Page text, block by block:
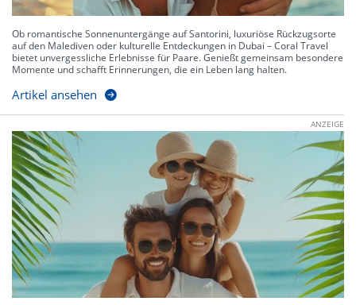
Ob romantische Sonnenuntergänge auf Santorini, luxuriöse Rückzugsorte
auf den Malediven oder kulturelle Entdeckungen in Dubai – Coral Travel
bietet unvergessliche Erlebnisse für Paare. Genießt gemeinsam besondere
Momente und schafft Erinnerungen, die ein Leben lang halten.
Artikel ansehen
ANZEIGE